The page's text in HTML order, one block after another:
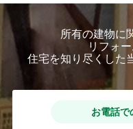
所有の建物に
リフォ
住宅を知り尽くした
お電話で